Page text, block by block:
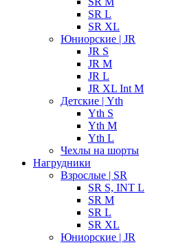
SR L
SR XL
Юниорские | JR
JR S
JR M
JR L
JR XL Int M
Детские | Yth
Yth S
Yth M
Yth L
Чехлы на шорты
Нагрудники
Взрослые | SR
SR S, INT L
SR M
SR L
SR XL
Юниорские | JR